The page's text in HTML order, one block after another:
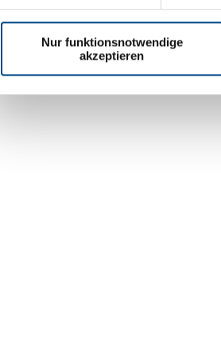
Nur funktionsnotwendige
akzeptieren